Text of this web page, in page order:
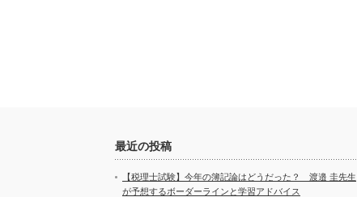
最近の投稿
【税理士試験】今年の簿記論はどうだった？ 渡邉 圭先生
が予想するボーダーラインと学習アドバイス